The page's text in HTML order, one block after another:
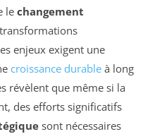
le changement
enjeux exigent une
croissance durable à long
révèlent que même si la
des efforts significatifs
sont nécessaires